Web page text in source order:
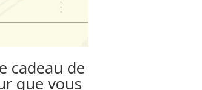
cadeau de
que vous